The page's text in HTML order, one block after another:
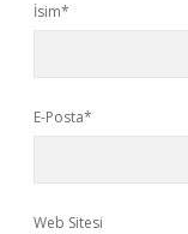
İsim*
E-Posta*
Web Sitesi